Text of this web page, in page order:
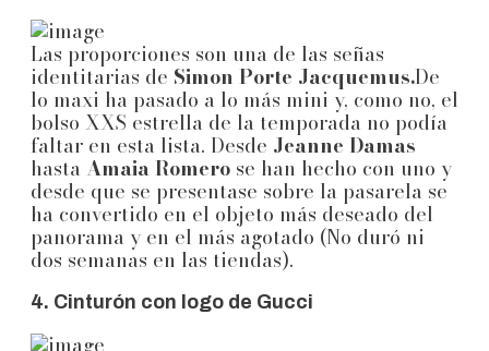
Las proporciones son una de las señas
identitarias de Simon Porte Jacquemus.De
lo maxi ha pasado a lo más mini y, como no, el
bolso XXS estrella de la temporada no podía
faltar en esta lista. Desde Jeanne Damas
hasta Amaia Romero se han hecho con uno y
desde que se presentase sobre la pasarela se
ha convertido en el objeto más deseado del
panorama y en el más agotado (No duró ni
dos semanas en las tiendas).
4. Cinturón con logo de Gucci